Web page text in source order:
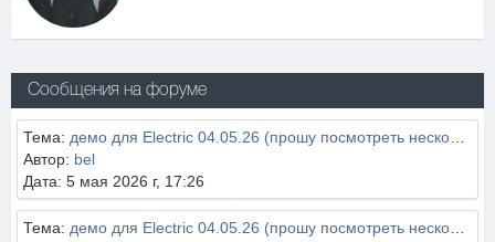
Сообщения на форуме
Тема: демо для Electric 04.05.26 (прошу посмотреть нескольких администраторов и закрыть вопрос)
Автор: bel
Дата: 5 мая 2026 г, 17:26
Тема: демо для Electric 04.05.26 (прошу посмотреть нескольких администраторов и закрыть вопрос)